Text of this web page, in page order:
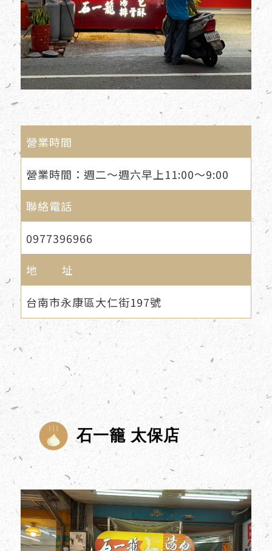
營業時間
營業時間：週二～週六早上11:00～9:00
聯絡電話
0977396966
地 址
台南市永康區大仁街197號
石一籠 太保店